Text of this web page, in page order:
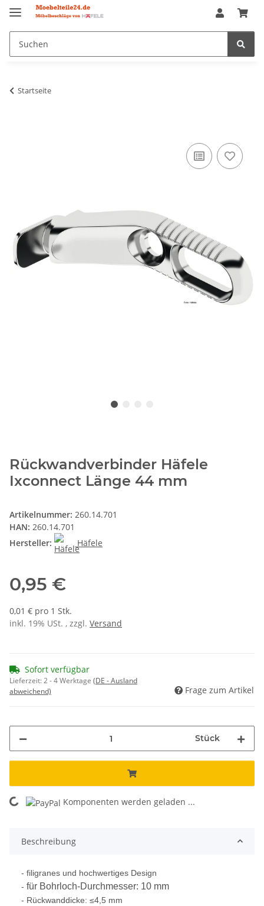
Startseite
Rückwandverbinder Häfele
Ixconnect Länge 44 mm
Artikelnummer: 260.14.701
HAN: 260.14.701
Hersteller:
Häfele
0,95 €
0,01 € pro 1 Stk.
inkl. 19% USt. , zzgl. Versand
Sofort verfügbar
Lieferzeit:2 - 4 Werktage (DE - Ausland
abweichend)
Frage zum Artikel
Stück
Loading... Komponenten werden geladen ...
Beschreibung
- filigranes und hochwertiges Design
- für Bohrloch-Durchmesser: 10 mm
- Rückwanddicke: ≤4,5 mm